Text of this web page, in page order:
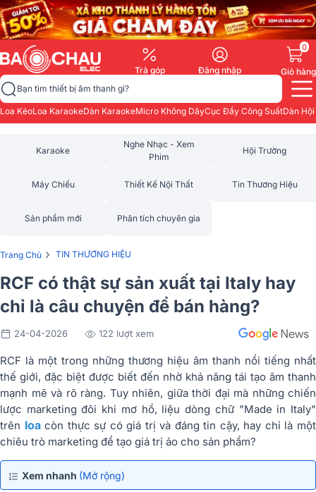
Trả góp Đăng nhập
0
Giỏ hàng
Bạn tìm thiết bị âm thanh gì?
Loa KéoLoa KaraokeDàn KaraokeMicro Không DâyCục Đẩy Công SuấtDàn
Karaoke
Nghe Nhạc - Xem
Phim
Hội Trường
Máy Chiếu Thiết Kế Nội Thất Tin Thương Hiệu
Sản phẩm mới Phân tích chuyên gia
Trang Chủ › TIN THƯƠNG HIỆU
RCF có thật sự sản xuất tại Italy hay
chỉ là câu chuyện để bán hàng?
24-04-2026 122 lượt xem
RCF là một trong những thương hiệu âm thanh nổi tiếng nhất
thế giới, đặc biệt được biết đến nhờ khả năng tái tạo âm thanh
mạnh mẽ và rõ ràng. Tuy nhiên, giữa thời đại mà những chiến
lược marketing đôi khi mơ hồ, liệu dòng chữ "Made in Italy"
trên loacòn thực sự có giá trị và đáng tin cậy, hay chỉ là một
chiêu trò marketing để tạo giá trị ảo cho sản phẩm?
Xem nhanh (Mở rộng)